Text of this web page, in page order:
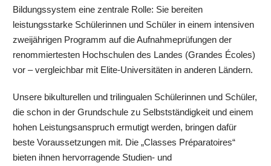
Bildungssystem eine zentrale Rolle: Sie bereiten
leistungsstarke Schülerinnen und Schüler in einem intensiven
zweijährigen Programm auf die Aufnahmeprüfungen der
renommiertesten Hochschulen des Landes (Grandes Écoles)
vor – vergleichbar mit Elite-Universitäten in anderen Ländern.
Unsere bikulturellen und trilingualen Schülerinnen und Schüler,
die schon in der Grundschule zu Selbstständigkeit und einem
hohen Leistungsanspruch ermutigt werden, bringen dafür
beste Voraussetzungen mit. Die „Classes Préparatoires“
bieten ihnen hervorragende Studien- und